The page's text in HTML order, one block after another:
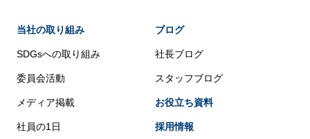
当社の取り組み
SDGsへの取り組み
委員会活動
メディア掲載
社員の1日
ブログ
社長ブログ
スタッフブログ
お役立ち資料
採用情報